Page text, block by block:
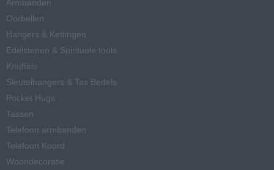
Armbanden
Oorbellen
Hangers & Kettingen
Edelstenen & Spirituele tools
Knuffels
Sleutelhangers & Tas Bedels
Pocket Hugs
Tassen
Telefoon armbanden
Telefoon Koord
Woondecoratie